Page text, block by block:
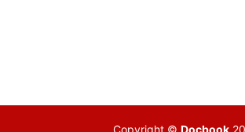
Copyright © Docbook